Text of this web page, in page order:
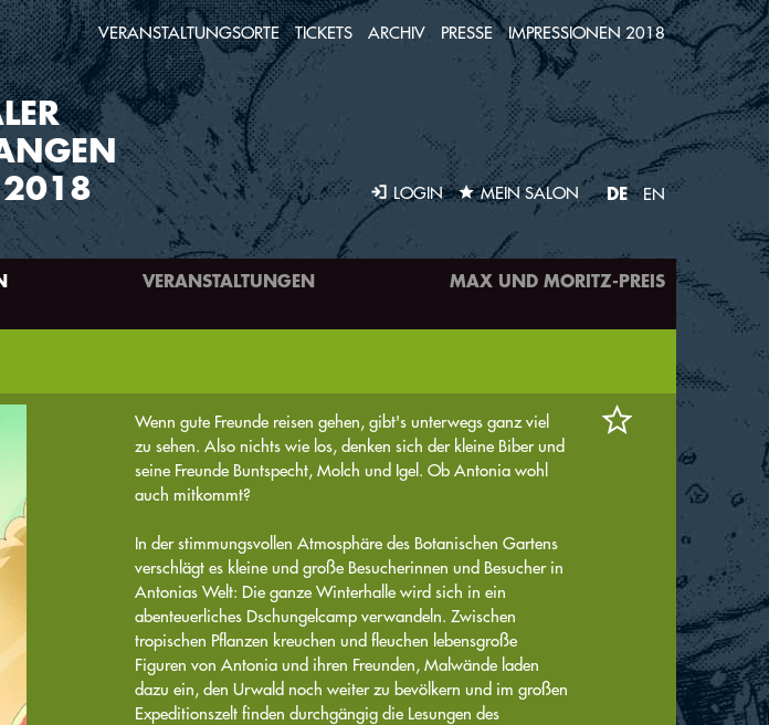
LOGIN MEIN SALON DE EN
VERANSTALTUNGEN MAX UND MORITZ-PREIS
VERANSTALTUNGSORTE TICKETS ARCHIV PRESSE IMPRESSIONEN 2018
Wenn gute Freunde reisen gehen, gibt's unterwegs ganz viel
zu sehen. Also nichts wie los, denken sich der kleine Biber und
seine Freunde Buntspecht, Molch und Igel. Ob Antonia wohl
auch mitkommt?
In der stimmungsvollen Atmosphäre des Botanischen Gartens
verschlägt es kleine und große Besucherinnen und Besucher in
Antonias Welt: Die ganze Winterhalle wird sich in ein
abenteuerliches Dschungelcamp verwandeln. Zwischen
tropischen Pflanzen kreuchen und fleuchen lebensgroße
Figuren von Antonia und ihren Freunden, Malwände laden
dazu ein, den Urwald noch weiter zu bevölkern und im großen
Expeditionszelt finden durchgängig die Lesungen des